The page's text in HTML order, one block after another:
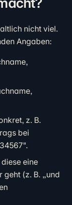
nicht viel.
Angaben:
z. B.
bei
eine
(z. B. „und